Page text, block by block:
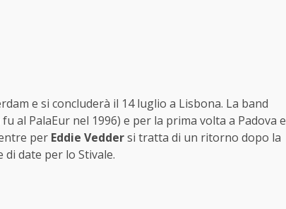
e si concluderà il 14 luglio a Lisbona. La band
al PalaEur nel 1996) e per la prima volta a Padova e
per Eddie Veddersi tratta di un ritorno dopo la
date per lo Stivale.